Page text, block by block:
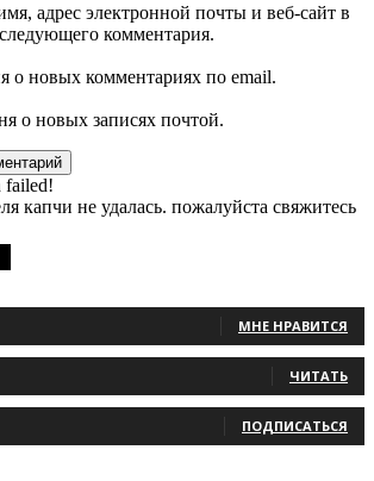
адрес электронной почты и веб-сайт в
комментария.
о новых комментариях по email.
о новых записях почтой.
failed!
капчи не удалась. пожалуйста свяжитесь
МНЕ НРАВИТСЯ
ЧИТАТЬ
ПОДПИСАТЬСЯ